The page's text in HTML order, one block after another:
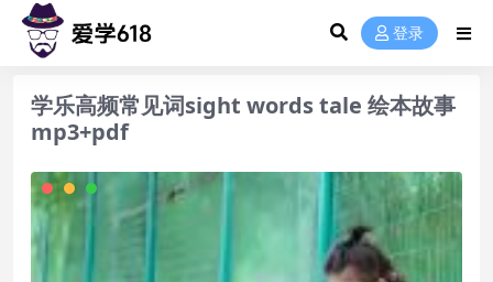
登录
学乐高频常见词sight words tale 绘本故事
mp3+pdf